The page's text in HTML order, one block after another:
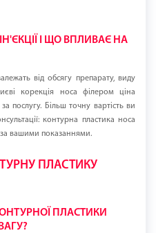
І ЩО ВПЛИВАЄ НА
від обсягу препарату, виду
корекція носа філером ціна
послугу. Більш точну вартість ви
контурна пластика носа
за вашими показаннями.
ПЛАСТИКУ
ПЛАСТИКИ